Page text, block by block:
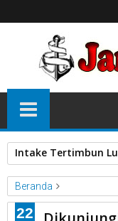
Intake Tertimbun
Beranda
Dikunjungi
Kota
22